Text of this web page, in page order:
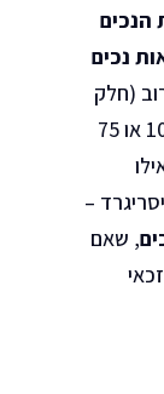
הנכים
נכים
(חלק
עולות כבר רטרואקטיבית). בדרגה של 100 או 75
3,700 ₪ ואילו
של 5,300 ₪ (דיסריגרד –
, שאם